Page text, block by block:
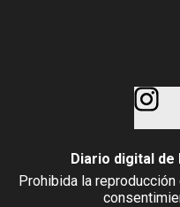
Diario digital de
Prohibida la